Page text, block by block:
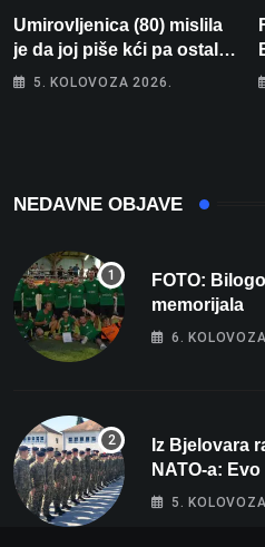
Umirovljenica (80) mislila
je da joj piše kći pa ostala
bez 1000 eura
5. KOLOVOZA 2026.
NEDAVNE OBJAVE
FOTO:
memorijala
6.
Iz Bjelovara
NATO-a:
vojnika i 6
5.